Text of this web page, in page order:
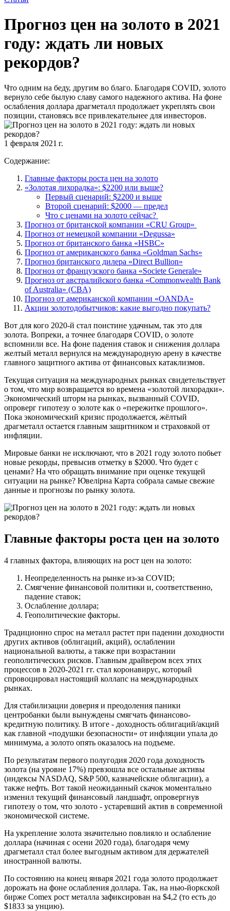
Прогноз цен на золото в 2021
году: ждать ли новых
рекордов?
Что одним на беду, другим во благо. Благодаря COVID, золото
вернуло себе былую славу самого надежного актива. На фоне
ослабления доллара драгметалл продолжает укреплять свои
позиции, становясь все привлекательнее для инвесторов.
1 февраля 2021 г.
Содержание:
Главные факторы роста цен на золото
«Золотая лихорадка»: $2200 или выше?
Первый сценарий: $2200 и выше
Второй сценарий: $2000 — предел
Что с ценами на золото сейчас?
Прогноз от британской компании «CRU Group»
Прогноз от немецкой компании «Degussa»
Прогноз от британского банка «HSBC»
Прогноз от американского банка «Goldman Sachs»
Прогноз британского дилера «Direct Bullion»
Прогноз от французского банка «Societe Generale»
Прогноз от австралийского банка «Commonwealth Bank
of Australia» (CBA)
Прогноз от американской компании «OANDA»
Акции золотодобытчиков: какие выгодно покупать?
Вот для кого 2020-й стал поистине удачным, так это для
золота. Вопреки, а точнее благодаря COVID, о золоте
вспомнили все. На фоне падения ставок и снижения доллара
желтый металл вернулся на международную арену в качестве
главного защитного актива от финансовых катаклизмов.
Текущая ситуация на международных рынках свидетельствует
о том, что мир возвращается во времена «золотой лихорадки».
Экономический шторм на рынках, вызванный COVID,
опроверг гипотезу о золоте как о «пережитке прошлого».
Пока экономический кризис продолжается, жёлтый
драгметалл остается главным защитником и страховкой от
инфляции.
Мировые банки не исключают, что в 2021 году золото побьет
новые рекорды, превысив отметку в $2000. Что будет с
ценами? На что обращать внимание при оценке текущей
ситуации на рынке? Ювелірна Карта собрала самые свежие
данные и прогнозы по рынку золота.
Главные факторы роста цен на золото
4 главных фактора, влияющих на рост цен на золото:
Неопределенность на рынке из-за COVID;
Смягчение финансовой политики и, соответственно,
падение ставок;
Ослабление доллара;
Геополитические факторы.
Традиционно спрос на металл растет при падении доходности
других активов (облигаций, акций), ослаблении
национальной валюты, а также при возрастании
геополитических рисков. Главным драйвером всех этих
процессов в 2020-2021 гг. стал коронавирус, который
спровоцировал настоящий коллапс на международных
рынках.
Для стабилизации доверия и преодоления паники
центробанки были вынуждены смягчать финансово-
кредитную политику. В итоге - доходность облигаций/акций
как главной «подушки безопасности» от инфляции упала до
минимума, а золото опять оказалось на подъеме.
По результатам первого полугодия 2020 года доходность
золота (на уровне 17%) превзошла все остальные активы
(индексы NASDAQ, S&P 500, казначейские облигации), а
также нефть. Вот такой неожиданный скачок моментально
изменил текущий финансовый ландшафт, опровергнув
гипотезу о том, что золото - устаревший актив в современной
экономической системе.
На укрепление золота значительно повлияло и ослабление
доллара (начиная с осени 2020 года), благодаря чему
драгметалл стал более выгодным активом для держателей
иностранной валюты.
По состоянию на конец января 2021 года золото продолжает
дорожать на фоне ослабления доллара. Так, на нью-йоркской
бирже Comex рост металла зафиксирован на $4,2 (то есть до
$1833 за унцию).